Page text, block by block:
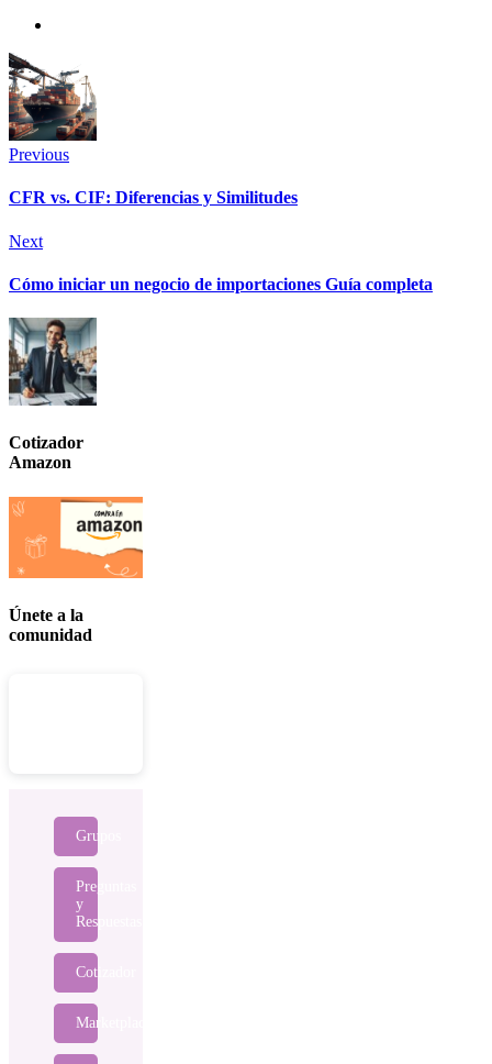
Previous
CFR vs. CIF: Diferencias y Similitudes
Next
Cómo iniciar un negocio de importaciones Guía completa
Cotizador
Amazon
Únete a la
comunidad
Grupos
Preguntas
y
Respuestas
Cotizador
Marketplace